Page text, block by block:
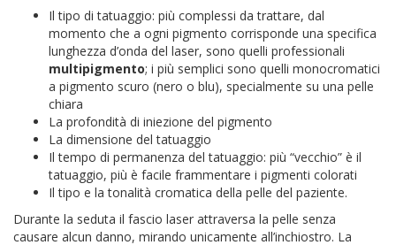
Il tipo di tatuaggio: più complessi da trattare, dal
momento che a ogni pigmento corrisponde una specifica
lunghezza d’onda del laser, sono quelli professionali
multipigmento; i più semplici sono quelli monocromatici
a pigmento scuro (nero o blu), specialmente su una pelle
chiara
La profondità di iniezione del pigmento
La dimensione del tatuaggio
Il tempo di permanenza del tatuaggio: più “vecchio” è il
tatuaggio, più è facile frammentare i pigmenti colorati
Il tipo e la tonalità cromatica della pelle del paziente.
Durante la seduta il fascio laser attraversa la pelle senza
causare alcun danno, mirando unicamente all’inchiostro. La